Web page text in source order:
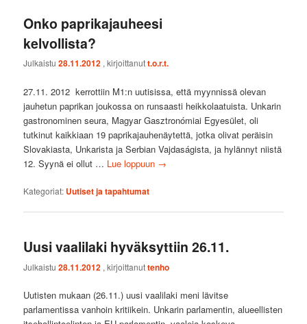
Onko paprikajauheesi
kelvollista?
Julkaistu28.11.2012 , kirjoittanutt.o.r.t.
27.11. 2012 kerrottiin M1:n uutisissa, että myynnissä olevan
jauhetun paprikan joukossa on runsaasti heikkolaatuista. Unkarin
gastronominen seura, Magyar Gasztronómiai Egyesület, oli
tutkinut kaikkiaan 19 paprikajauhenäytettä, jotka olivat peräisin
Slovakiasta, Unkarista ja Serbian Vajdaságista, ja hylännyt niistä
12. Syynä ei ollut … Lue loppuun →
Kategoriat: Uutiset ja tapahtumat
Uusi vaalilaki hyväksyttiin 26.11.
Julkaistu28.11.2012 , kirjoittanuttenho
Uutisten mukaan (26.11.) uusi vaalilaki meni lävitse
parlamentissa vanhoin kritiikein. Unkarin parlamentin, alueellisten